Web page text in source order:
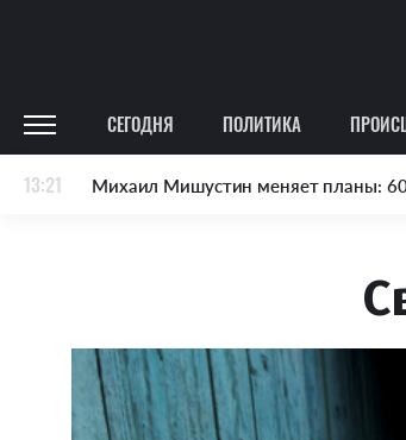
СЕГОДНЯ ПОЛИТИКА
13:21 Михаил Мишустин меняет планы: